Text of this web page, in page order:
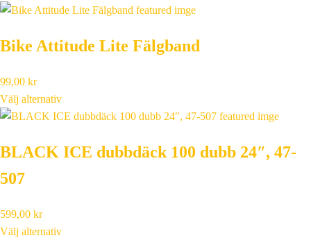
Bike Attitude Lite Fälgband
99,00 kr
Välj alternativ
BLACK ICE dubbdäck 100 dubb 24″, 47-
507
599,00 kr
Välj alternativ